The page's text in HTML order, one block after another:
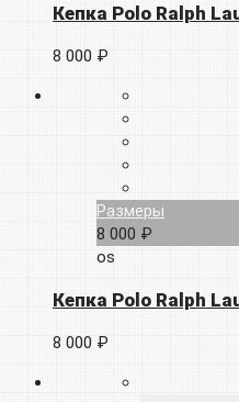
Кепка Polo Ralph
8 000 ₽
Размеры
8 000 ₽
os
Кепка Polo Ralph
8 000 ₽